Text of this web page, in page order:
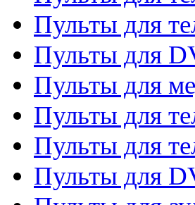
Пульты для
Пульты для
Пульты для
Пульты для
Пульты для
Пульты для